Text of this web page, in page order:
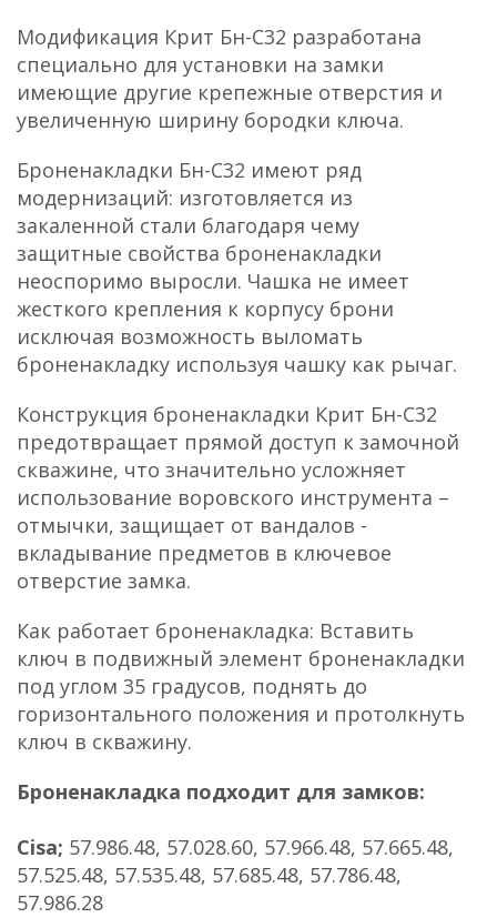
Модификация Крит Бн-С32 разработана
специально для установки на замки
имеющие другие крепежные отверстия и
увеличенную ширину бородки ключа.
Броненакладки Бн-С32 имеют ряд
модернизаций: изготовляется из
закаленной стали благодаря чему
защитные свойства броненакладки
неоспоримо выросли. Чашка не имеет
жесткого крепления к корпусу брони
исключая возможность выломать
броненакладку используя чашку как рычаг.
Конструкция броненакладки Крит Бн-С32
предотвращает прямой доступ к замочной
скважине, что значительно усложняет
использование воровского инструмента –
отмычки, защищает от вандалов -
вкладывание предметов в ключевое
отверстие замка.
Как работает броненакладка: Вставить
ключ в подвижный элемент броненакладки
под углом 35 градусов, поднять до
горизонтального положения и протолкнуть
ключ в скважину.
Броненакладка подходит для замков:
Cisa; 57.986.48, 57.028.60, 57.966.48, 57.665.48,
57.525.48, 57.535.48, 57.685.48, 57.786.48,
57.986.28